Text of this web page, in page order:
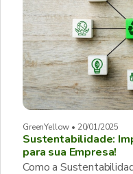
GreenYellow • 20/01/2025
Sustentabilidade:
para sua Empresa!
Como a